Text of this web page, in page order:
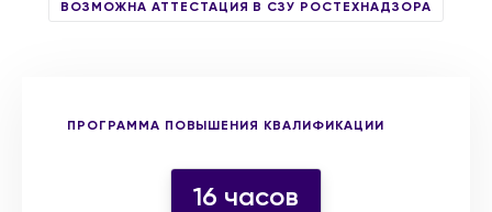
ВОЗМОЖНА АТТЕСТАЦИЯ В СЗУ РОСТЕХНАДЗОРА
ПРОГРАММА ПОВЫШЕНИЯ КВАЛИФИКАЦИИ
Выберите форму участия
16 часов